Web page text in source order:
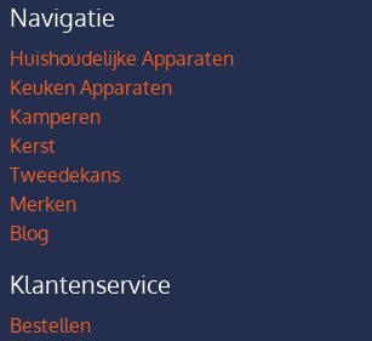
Navigatie
Huishoudelijke Apparaten
Keuken Apparaten
Kamperen
Kerst
Tweedekans
Merken
Blog
Klantenservice
Bestellen